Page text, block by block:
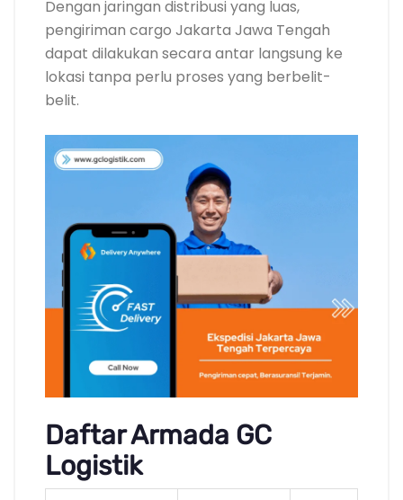
Dengan jaringan distribusi yang luas,
pengiriman cargo Jakarta Jawa Tengah
dapat dilakukan secara antar langsung ke
lokasi tanpa perlu proses yang berbelit-
belit.
Daftar Armada GC
Logistik